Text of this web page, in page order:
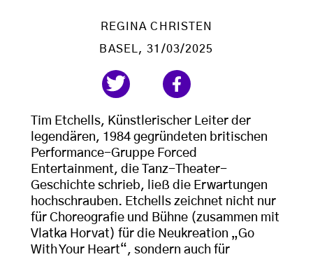
REGINA CHRISTEN
BASEL
, 31/03/2025
Tim Etchells, Künstlerischer Leiter der
legendären, 1984 gegründeten britischen
Performance-Gruppe Forced
Entertainment, die Tanz-Theater-
Geschichte schrieb, ließ die Erwartungen
hochschrauben. Etchells zeichnet nicht nur
für Choreografie und Bühne (zusammen mit
Vlatka Horvat) für die Neukreation „Go
With Your Heart“, sondern auch für